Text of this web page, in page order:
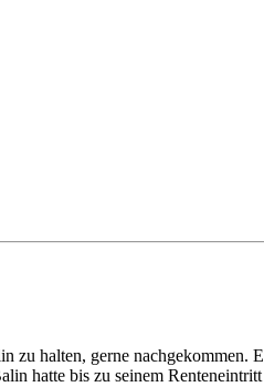
zu halten, gerne nachgekommen.
hatte bis zu seinem